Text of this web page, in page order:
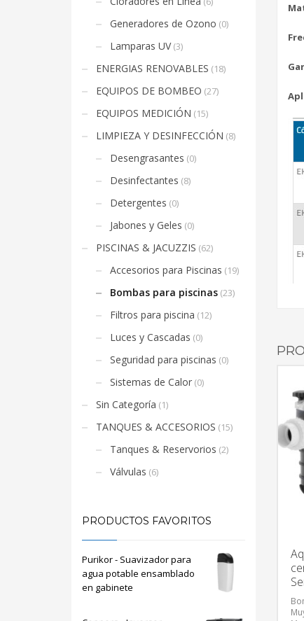
Generadores de Ozono (0)
Lamparas UV (3)
ENERGIAS RENOVABLES (18)
EQUIPOS DE BOMBEO (27)
EQUIPOS MEDICIÓN (15)
LIMPIEZA Y DESINFECCIÓN (8)
Desengrasantes (0)
Desinfectantes (8)
Detergentes (0)
Jabones y Geles (0)
PISCINAS & JACUZZIS (62)
Accesorios para Piscinas (19)
Bombas para piscinas (23)
Filtros para piscina (12)
Luces y Cascadas (0)
Seguridad para piscinas (0)
Sistemas de Calor (0)
Sin Categoría (1)
TANQUES & ACCESORIOS (15)
Tanques & Reservorios (2)
Válvulas (6)
PRODUCTOS FAVORITOS
Purikor - Suavizador para
agua potable ensamblado
en gabinete